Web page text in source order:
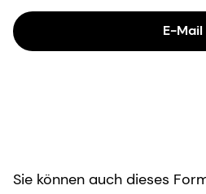
E-Mail
Sie können auch dieses